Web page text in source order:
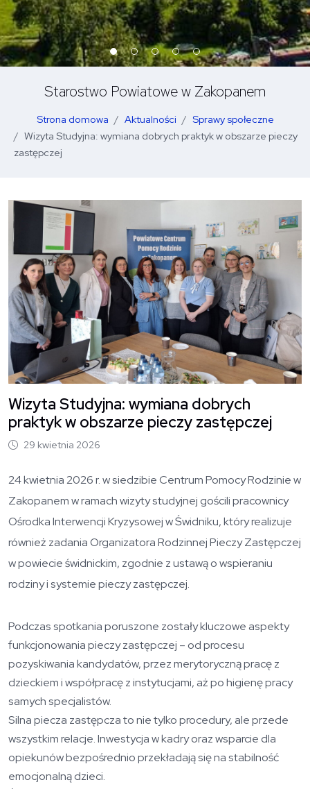
Starostwo Powiatowe w Zakopanem
Strona domowa Aktualności
Sprawy społeczne
Wizyta Studyjna: wymiana dobrych praktyk w obszarze pieczy
zastępczej
Wizyta Studyjna: wymiana dobrych
praktyk w obszarze pieczy zastępczej
29 kwietnia 2026
24 kwietnia 2026 r. w siedzibie Centrum Pomocy Rodzinie w
Zakopanem w ramach wizyty studyjnej gościli pracownicy
Ośrodka Interwencji Kryzysowej w Świdniku, który realizuje
również zadania Organizatora Rodzinnej Pieczy Zastępczej
w powiecie świdnickim, zgodnie z ustawą o wspieraniu
rodziny i systemie pieczy zastępczej.
Podczas spotkania poruszone zostały kluczowe aspekty
funkcjonowania pieczy zastępczej – od procesu
pozyskiwania kandydatów, przez merytoryczną pracę z
dzieckiem i współpracę z instytucjami, aż po higienę pracy
samych specjalistów.
Silna piecza zastępcza to nie tylko procedury, ale przede
wszystkim relacje. Inwestycja w kadry oraz wsparcie dla
opiekunów bezpośrednio przekładają się na stabilność
emocjonalną dzieci.